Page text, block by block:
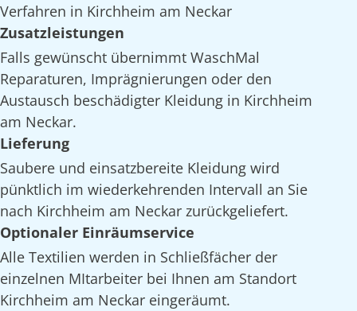
Verfahren in Kirchheim am Neckar
Zusatzleistungen
Falls gewünscht übernimmt WaschMal
Reparaturen, Imprägnierungen oder den
Austausch beschädigter Kleidung in Kirchheim
am Neckar.
Lieferung
Saubere und einsatzbereite Kleidung wird
pünktlich im wiederkehrenden Intervall an Sie
nach Kirchheim am Neckar zurückgeliefert.
Optionaler Einräumservice
Alle Textilien werden in Schließfächer der
einzelnen MItarbeiter bei Ihnen am Standort
Kirchheim am Neckar eingeräumt.